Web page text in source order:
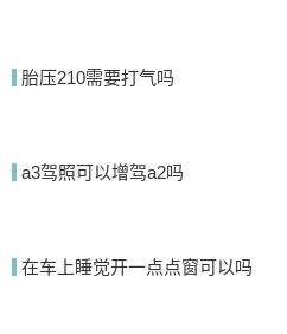
胎压210需要打气吗
a3驾照可以增驾a2吗
在车上睡觉开一点点窗可以吗